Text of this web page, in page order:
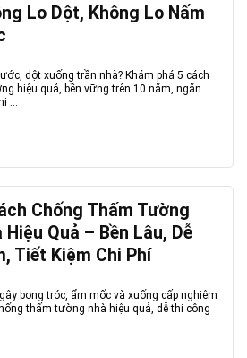
Lo Dột, Không Lo Nấm
dột xuống trần nhà? Khám phá 5 cách
hiệu quả, bền vững trên 10 năm, ngăn
...
Chống Thấm Tường
Hiệu Quả – Bền Lâu, Dễ
Tiết Kiệm Chi Phí
bong tróc, ẩm mốc và xuống cấp nghiêm
thấm tường nhà hiệu quả, dễ thi công